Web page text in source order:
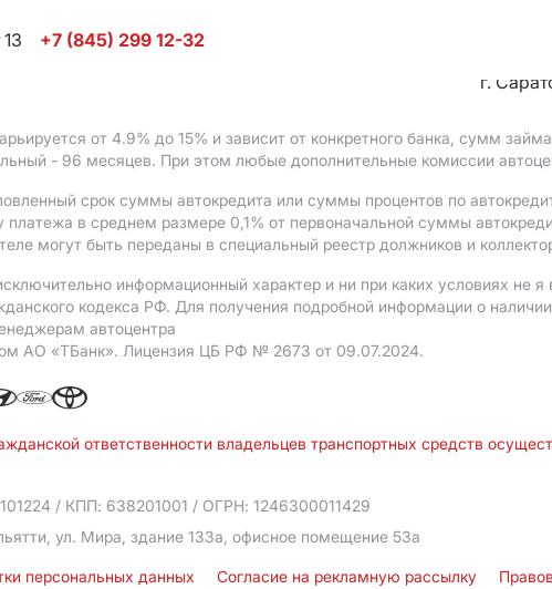
+7 (845) 299 12-32
г.
от 4.9% до 15% и зависит от конкретного банка, сумм
- 96 месяцев. При этом любые дополнительные комиссии
срок суммы автокредита или суммы процентов по
платежа в среднем размере 0,1% от первоначальной суммы
могут быть переданы в специальный реестр должников и
информационный характер и ни при каких условиях не
кодекса РФ. Для получения подробной информации о
автоцентра
АO «ТБанк». Лицензия ЦБ РФ № 2673 от 09.07.2024.
ответственности владельцев транспортных средств
/ КПП: 638201001 / ОГРН: 1246300011429
ул. Мира, здание 133а, офисное помещение 53а
персональных данных Согласие на рекламную рассылку